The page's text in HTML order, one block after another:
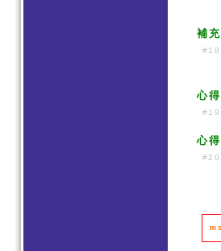
補充
#18
心得
#19
心得
#20